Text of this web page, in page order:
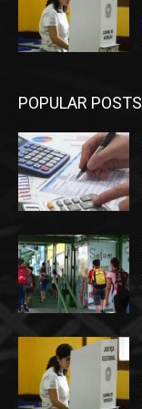
POPULAR POSTS